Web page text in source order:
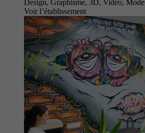
Design, Graphisme, 3D, Vidéo, Mode
Voir l’établissement